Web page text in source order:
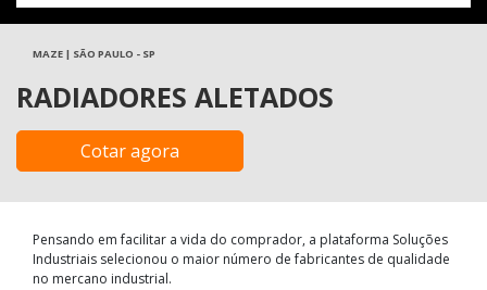
MAZE | SÃO PAULO - SP
RADIADORES ALETADOS
Cotar agora
Pensando em facilitar a vida do comprador, a plataforma Soluções
Industriais selecionou o maior número de fabricantes de qualidade
no mercano industrial.